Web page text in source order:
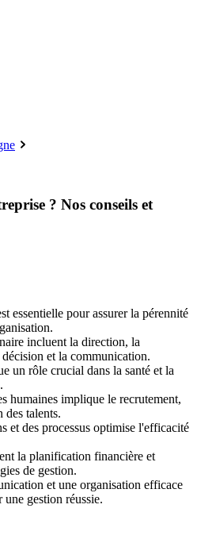
? Nos conseils et
essentielle pour assurer la pérennité
incluent la direction, la
et la communication.
un rôle crucial dans la santé et la
humaines implique le recrutement,
des talents.
et des processus optimise l'efficacité
la planification financière et
de gestion.
et une organisation efficace
une gestion réussie.